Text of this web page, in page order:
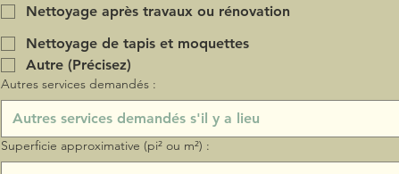
Nettoyage après travaux ou rénovation
Nettoyage de tapis et moquettes
Autre (Précisez)
Autres services demandés :
Superficie approximative (pi² ou m²) :